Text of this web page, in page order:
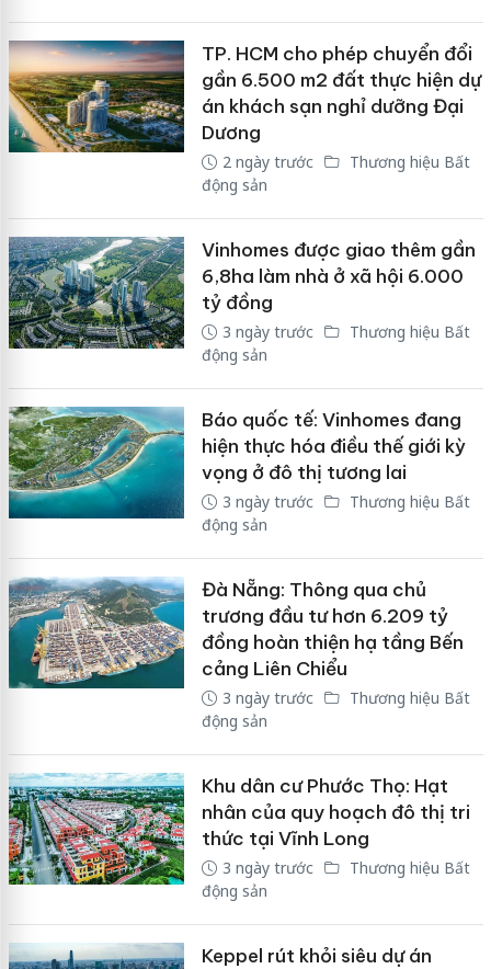
TP. HCM cho phép chuyển đổi
gần 6.500 m2 đất thực hiện dự
án khách sạn nghỉ dưỡng Đại
Dương
2 ngày trước
Thương hiệu Bất
động sản
Vinhomes được giao thêm gần
6,8ha làm nhà ở xã hội 6.000
tỷ đồng
3 ngày trước
Thương hiệu Bất
động sản
Báo quốc tế: Vinhomes đang
hiện thực hóa điều thế giới kỳ
vọng ở đô thị tương lai
3 ngày trước
Thương hiệu Bất
động sản
Đà Nẵng: Thông qua chủ
trương đầu tư hơn 6.209 tỷ
đồng hoàn thiện hạ tầng Bến
cảng Liên Chiểu
3 ngày trước
Thương hiệu Bất
động sản
Khu dân cư Phước Thọ: Hạt
nhân của quy hoạch đô thị tri
thức tại Vĩnh Long
3 ngày trước
Thương hiệu Bất
động sản
Keppel rút khỏi siêu dự án